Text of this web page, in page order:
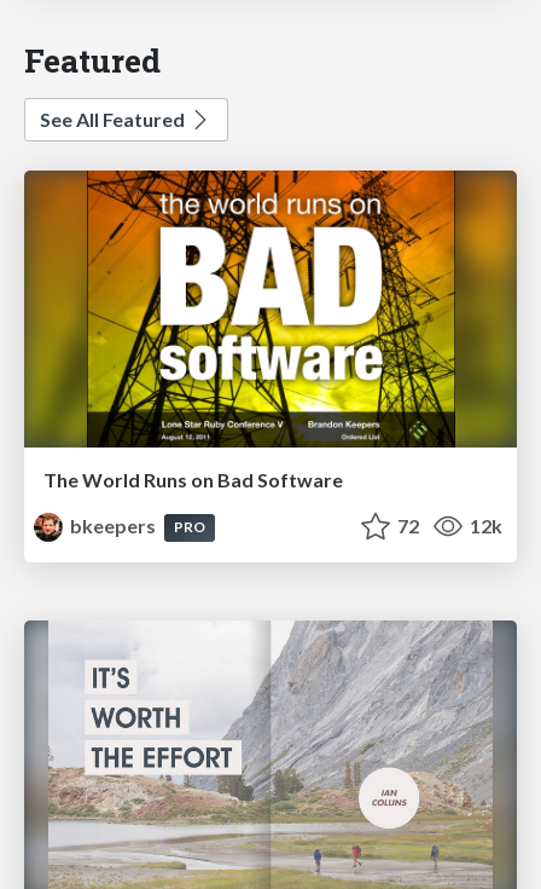
Featured
See All Featured
The World Runs on Bad Software
bkeepers
PRO 72 12k